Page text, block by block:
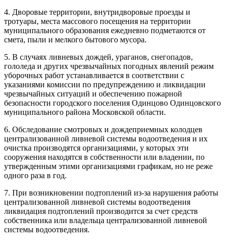
4. Дворовые территории, внутридворовые проезды и
тротуары, места массового посещения на территории
муниципального образования ежедневно подметаются от
смета, пыли и мелкого бытового мусора.
5. В случаях ливневых дождей, ураганов, снегопадов,
гололеда и других чрезвычайных погодных явлений режим
уборочных работ устанавливается в соответствии с
указаниями комиссии по предупреждению и ликвидации
чрезвычайных ситуаций и обеспечению пожарной
безопасности городского поселения Одинцово Одинцовского
муниципального района Московской области.
6. Обследование смотровых и дождеприемных колодцев
централизованной ливневой системы водоотведения и их
очистка производятся организациями, у которых эти
сооружения находятся в собственности или владении, по
утвержденным этими организациями графикам, но не реже
одного раза в год.
7. При возникновении подтоплений из-за нарушения работы
централизованной ливневой системы водоотведения
ликвидация подтоплений производится за счет средств
собственника или владельца централизованной ливневой
системы водоотведения.